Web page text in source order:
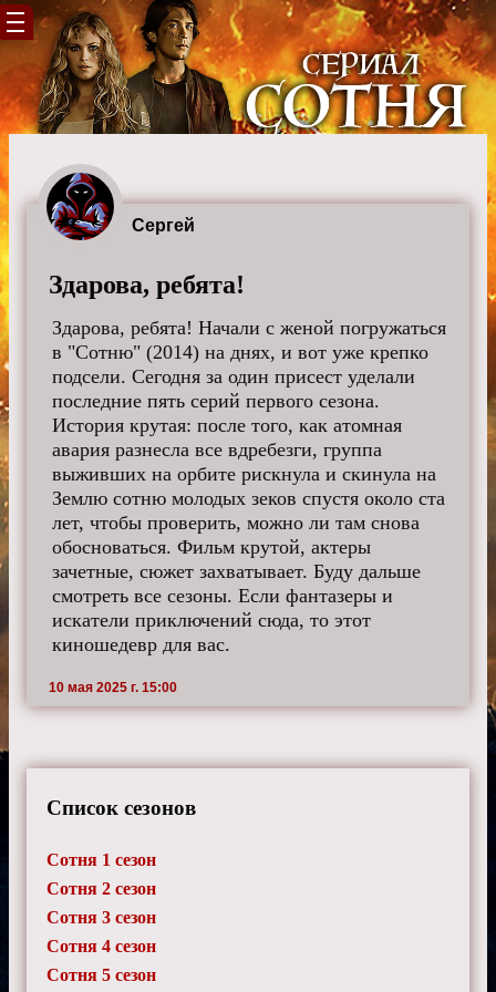
Сергей
Здарова, ребята!
Здарова, ребята! Начали с женой погружаться
в "Сотню" (2014) на днях, и вот уже крепко
подсели. Сегодня за один присест уделали
последние пять серий первого сезона.
История крутая: после того, как атомная
авария разнесла все вдребезги, группа
выживших на орбите рискнула и скинула на
Землю сотню молодых зеков спустя около ста
лет, чтобы проверить, можно ли там снова
обосноваться. Фильм крутой, актеры
зачетные, сюжет захватывает. Буду дальше
смотреть все сезоны. Если фантазеры и
искатели приключений сюда, то этот
киношедевр для вас.
10 мая 2025 г. 15:00
Список сезонов
Сотня 1 сезон
Сотня 2 сезон
Сотня 3 сезон
Сотня 4 сезон
Сотня 5 сезон